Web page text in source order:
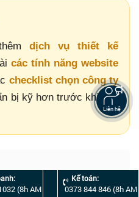
dịch vụ thiết kế
các tính năng website
checklist chọn công ty
bị kỹ hơn trước khi làm
(8h AM
Kế toán:
0373 844 846 (8h AM
Liên hệ